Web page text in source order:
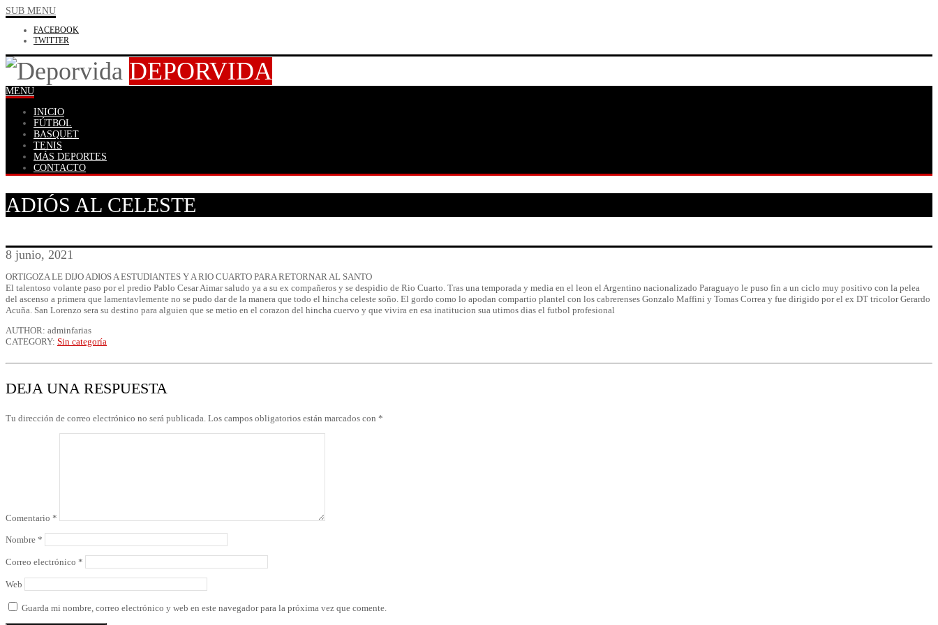
SUB MENU
FACEBOOK
TWITTER
DEPORVIDA
MENU
INICIO
FÚTBOL
BASQUET
TENIS
MÁS DEPORTES
CONTACTO
ADIÓS AL CELESTE
8 junio, 2021
ORTIGOZA LE DIJO ADIOS A ESTUDIANTES Y A RIO CUARTO PARA RETORNAR AL SANTO
El talentoso volante paso por el predio Pablo Cesar Aimar saludo ya a su ex compañeros y se despidio de Rio Cuarto. Tras una temporada y media en el leon el Argentino nacionalizado Paraguayo le puso fin a un ciclo muy positivo con la pelea
del ascenso a primera que lamentavlemente no se pudo dar de la manera que todo el hincha celeste soño. El gordo como lo apodan compartio plantel con los cabrerenses Gonzalo Maffini y Tomas Correa y fue dirigido por el ex DT tricolor Gerardo
Acuña. San Lorenzo sera su destino para alguien que se metio en el corazon del hincha cuervo y que vivira en esa inatitucion sua utimos dias el futbol profesional
AUTHOR: adminfarias
CATEGORY: Sin categoría
DEJA UNA RESPUESTA
Tu dirección de correo electrónico no será publicada. Los campos obligatorios están marcados con *
Comentario *
Nombre *
Correo electrónico *
Web
Guarda mi nombre, correo electrónico y web en este navegador para la próxima vez que comente.